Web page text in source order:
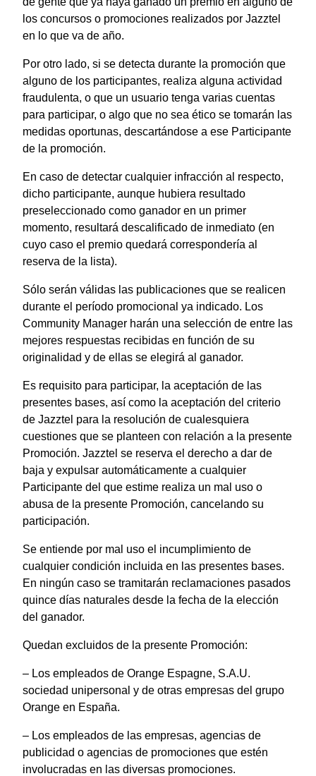
los concursos o promociones realizados por Jazztel
en lo que va de año.
Por otro lado, si se detecta durante la promoción que
alguno de los participantes, realiza alguna actividad
fraudulenta, o que un usuario tenga varias cuentas
para participar, o algo que no sea ético se tomarán las
medidas oportunas, descartándose a ese Participante
de la promoción.
En caso de detectar cualquier infracción al respecto,
dicho participante, aunque hubiera resultado
preseleccionado como ganador en un primer
momento, resultará descalificado de inmediato (en
cuyo caso el premio quedará correspondería al
reserva de la lista).
Sólo serán válidas las publicaciones que se realicen
durante el período promocional ya indicado. Los
Community Manager harán una selección de entre las
mejores respuestas recibidas en función de su
originalidad y de ellas se elegirá al ganador.
Es requisito para participar, la aceptación de las
presentes bases, así como la aceptación del criterio
de Jazztel para la resolución de cualesquiera
cuestiones que se planteen con relación a la presente
Promoción. Jazztel se reserva el derecho a dar de
baja y expulsar automáticamente a cualquier
Participante del que estime realiza un mal uso o
abusa de la presente Promoción, cancelando su
participación.
Se entiende por mal uso el incumplimiento de
cualquier condición incluida en las presentes bases.
En ningún caso se tramitarán reclamaciones pasados
quince días naturales desde la fecha de la elección
del ganador.
Quedan excluidos de la presente Promoción:
– Los empleados de Orange Espagne, S.A.U.
sociedad unipersonal y de otras empresas del grupo
Orange en España.
– Los empleados de las empresas, agencias de
publicidad o agencias de promociones que estén
involucradas en las diversas promociones.